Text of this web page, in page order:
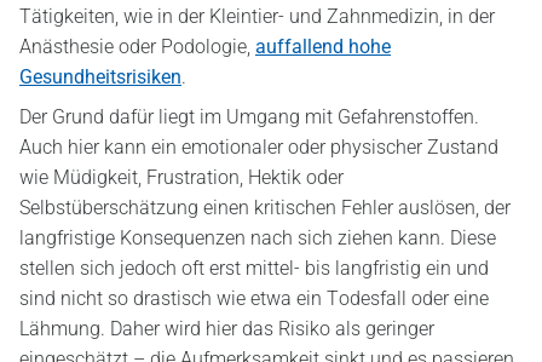
Tätigkeiten, wie in der Kleintier- und Zahnmedizin, in der
Anästhesie oder Podologie, auffallend hohe
Gesundheitsrisiken.
Der Grund dafür liegt im Umgang mit Gefahrenstoffen.
Auch hier kann ein emotionaler oder physischer Zustand
wie Müdigkeit, Frustration, Hektik oder
Selbstüberschätzung einen kritischen Fehler auslösen, der
langfristige Konsequenzen nach sich ziehen kann. Diese
stellen sich jedoch oft erst mittel- bis langfristig ein und
sind nicht so drastisch wie etwa ein Todesfall oder eine
Lähmung. Daher wird hier das Risiko als geringer